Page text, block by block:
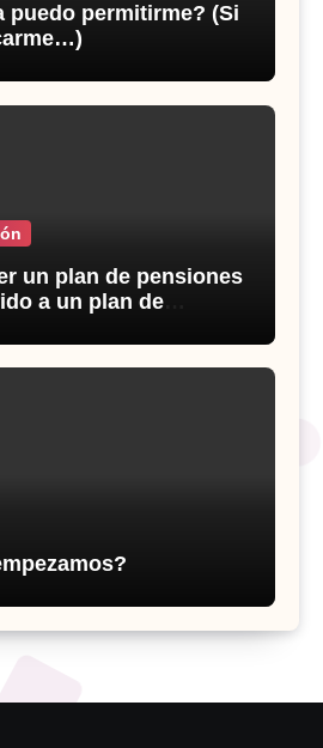
puedo permitirme? (Si
un plan de pensiones
a un plan de